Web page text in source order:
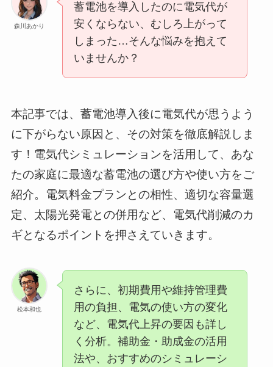
森川あかり
蓄電池を導入したのに電気代が
安くならない、むしろ上がって
しまった…そんな悩みを抱えて
いませんか？
本記事では、蓄電池導入後に電気代が思うよう
に下がらない原因と、その対策を徹底解説しま
す！電気代シミュレーションを活用して、あな
たの家庭に最適な蓄電池の選び方や使い方をご
紹介。電気料金プランとの相性、適切な容量選
定、太陽光発電との併用など、電気代削減のカ
ギとなるポイントを押さえていきます。
松本和也
さらに、初期費用や維持管理費
用の負担、電気の使い方の変化
など、電気代上昇の要因も詳し
く分析。補助金・助成金の活用
法や、おすすめのシミュレーシ